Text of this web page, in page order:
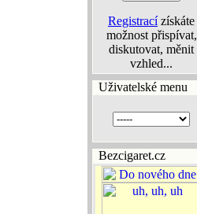
Registracízískáte
možnost přispívat,
diskutovat, měnit
vzhled...
Uživatelské menu
Bezcigaret.cz